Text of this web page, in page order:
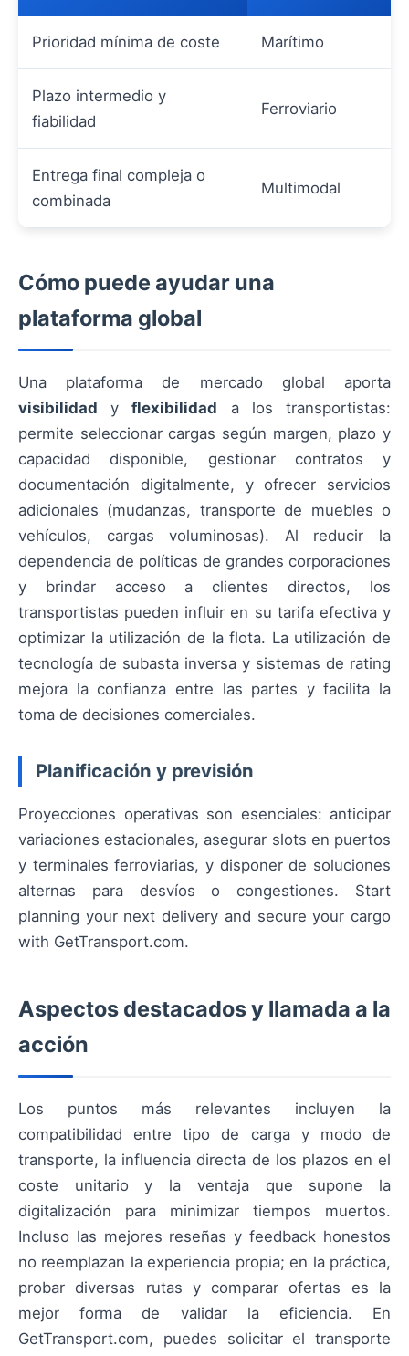
Prioridad mínima de coste Marítimo
Plazo intermedio y
fiabilidad
Ferroviario
Entrega final compleja o
combinada
Multimodal
Cómo puede ayudar una
plataforma global
Una plataforma de mercado global aporta
visibilidad yflexibilidad a los transportistas:
permite seleccionar cargas según margen, plazo y
capacidad disponible, gestionar contratos y
documentación digitalmente, y ofrecer servicios
adicionales (mudanzas, transporte de muebles o
vehículos, cargas voluminosas). Al reducir la
dependencia de políticas de grandes corporaciones
y brindar acceso a clientes directos, los
transportistas pueden influir en su tarifa efectiva y
optimizar la utilización de la flota. La utilización de
tecnología de subasta inversa y sistemas de rating
mejora la confianza entre las partes y facilita la
toma de decisiones comerciales.
Planificación y previsión
Proyecciones operativas son esenciales: anticipar
variaciones estacionales, asegurar slots en puertos
y terminales ferroviarias, y disponer de soluciones
alternas para desvíos o congestiones. Start
planning your next delivery and secure your cargo
with GetTransport.com.
Aspectos destacados y llamada a la
acción
Los puntos más relevantes incluyen la
compatibilidad entre tipo de carga y modo de
transporte, la influencia directa de los plazos en el
coste unitario y la ventaja que supone la
digitalización para minimizar tiempos muertos.
Incluso las mejores reseñas y feedback honestos
no reemplazan la experiencia propia; en la práctica,
probar diversas rutas y comparar ofertas es la
mejor forma de validar la eficiencia. En
GetTransport.com, puedes solicitar el transporte